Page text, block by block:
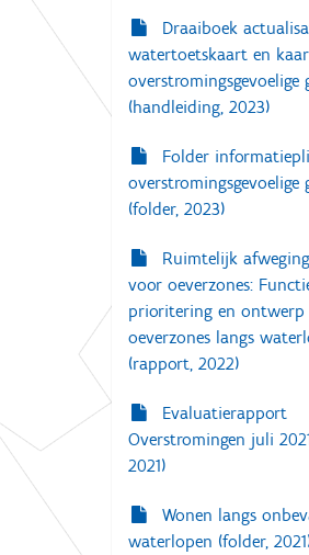
Draaiboek
watertoetskaart en
overstromingsgevoelige
(handleiding, 2023)
Folder
overstromingsgevoelige
(folder, 2023)
Ruimtelijk
voor oeverzones:
prioritering en ontwerp
oeverzones langs
(rapport, 2022)
Evaluatierapport
Overstromingen juli
2021)
Wonen langs
waterlopen (folder,